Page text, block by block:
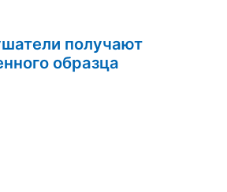
получают
образца